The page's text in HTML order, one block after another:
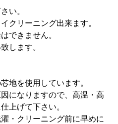
い。
クリーニング出来ます。
できません。
します。
地を使用しています。
になりますので、高温・高
上げて下さい。
・クリーニング前に早めに